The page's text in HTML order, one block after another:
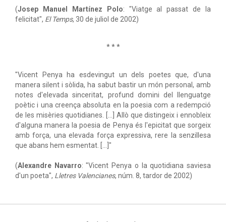
(Josep Manuel Martínez Polo: "Viatge al passat de la
felicitat", El Temps, 30 de juliol de 2002)
* * *
"Vicent Penya ha esdevingut un dels poetes que, d'una
manera silent i sòlida, ha sabut bastir un món personal, amb
notes d'elevada sinceritat, profund domini del llenguatge
poètic i una creença absoluta en la poesia com a redempció
de les misèries quotidianes. [...] Allò que distingeix i ennobleix
d'alguna manera la poesia de Penya és l'epicitat que sorgeix
amb força, una elevada força expressiva, rere la senzillesa
que abans hem esmentat. [...]"
(Alexandre Navarro: "Vicent Penya o la quotidiana saviesa
d'un poeta", Lletres Valencianes, núm. 8, tardor de 2002)